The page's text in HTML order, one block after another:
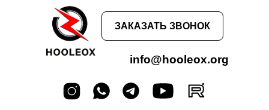
info@hooleox.org
ЗАКАЗАТЬ ЗВОНОК